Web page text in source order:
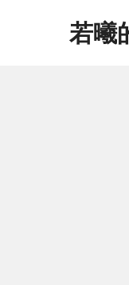
若曦